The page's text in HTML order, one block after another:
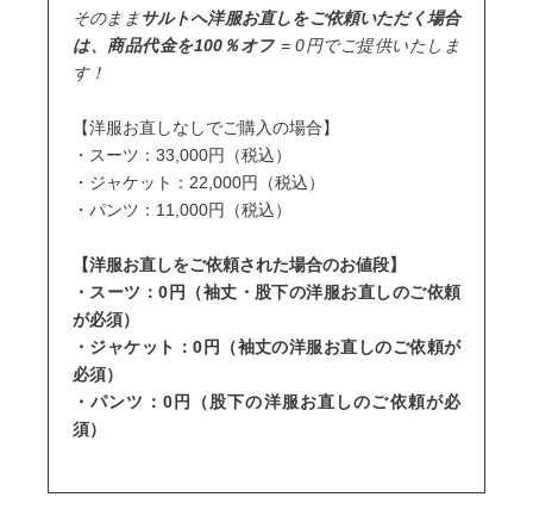
そのままサルトへ洋服お直しをご依頼いただく場合
は、商品代金を100％オフ = 0円でご提供いたしま
す！
【洋服お直しなしでご購入の場合】
・スーツ：33,000円（税込）
・ジャケット：22,000円（税込）
・パンツ：11,000円（税込）
【洋服お直しをご依頼された場合のお値段】
・スーツ：0円（袖丈・股下の洋服お直しのご依頼
が必須）
・ジャケット：0円
（袖丈の洋服お直しのご依頼が
必須）
・パンツ： 0円
（股下の洋服お直しのご依頼が必
須）